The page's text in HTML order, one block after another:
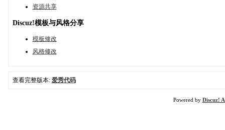
资源共享
Discuz!模板与风格分享
模板修改
风格修改
查看完整版本: 爱秀代码
Powered by Discuz!